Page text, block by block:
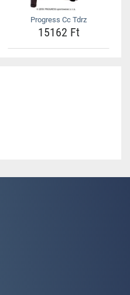
Progress Cc Tdrz
15162 Ft